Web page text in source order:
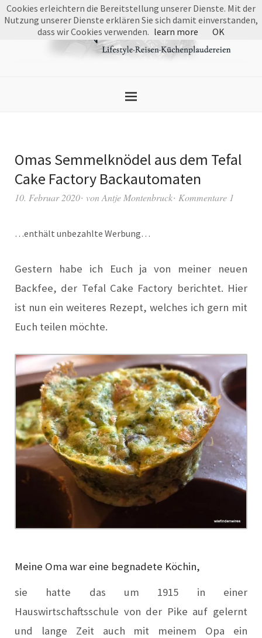
Omas Semmelknödel aus dem Tefal
Cake Factory Backautomaten
10. Februar 2020 vonAntje Montenbruck Kommentare 1
…enthält unbezahlte Werbung…
Gestern habe ich Euch ja von meiner neuen
Backfee, der Tefal Cake Factory berichtet. Hier
ist nun ein weiteres Rezept, welches ich gern mit
Euch teilen möchte.
Meine Oma war eine begnadete Köchin,
sie hatte das um 1915 in einer
Hauswirtschaftsschule von der Pike auf gelernt
und lange Zeit auch mit meinem Opa ein
Cookies erleichtern die Bereitstellung unserer Dienste. Mit der
Nutzung unserer Dienste erklären Sie sich damit einverstanden,
dass wir Cookies verwenden. learn more OK